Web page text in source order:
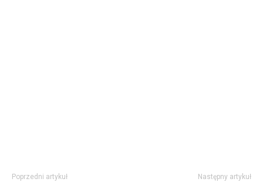
Poprzedni artykuł Następny artykuł